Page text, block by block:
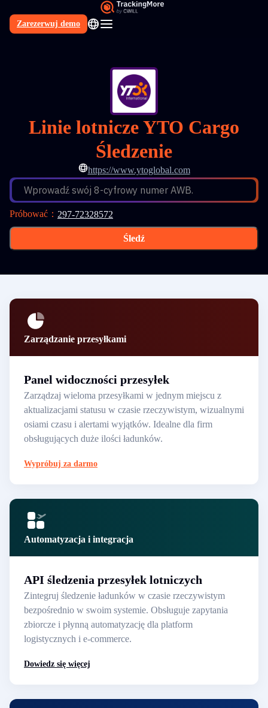
Zarezerwuj demo
PL
Linie lotnicze YTO Cargo
Śledzenie
https://www.ytoglobal.com
Wprowadź swój 8-cyfrowy numer AWB.
Próbować ： 297-72328572
Śledź
Zarządzanie przesyłkami
Panel widoczności przesyłek
Zarządzaj wieloma przesyłkami w jednym miejscu z
aktualizacjami statusu w czasie rzeczywistym, wizualnymi
osiami czasu i alertami wyjątków. Idealne dla firm
obsługujących duże ilości ładunków.
Wypróbuj za darmo
Automatyzacja i integracja
API śledzenia przesyłek lotniczych
Zintegruj śledzenie ładunków w czasie rzeczywistym
bezpośrednio w swoim systemie. Obsługuje zapytania
zbiorcze i płynną automatyzację dla platform
logistycznych i e-commerce.
Dowiedz się więcej